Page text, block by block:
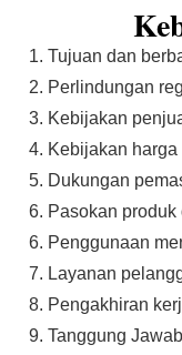
1. Tujuan dan
2. Perlindungan
3. Kebijakan
4. Kebijakan harga
5. Dukungan
6. Pasokan
6. Penggunaan
7. Layanan
8. Pengakhiran
9. Tanggung